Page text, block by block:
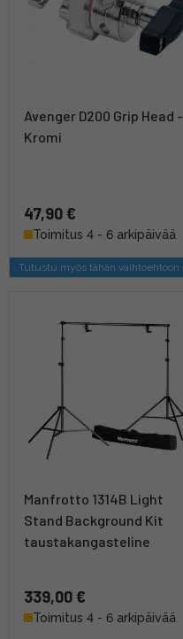
Avenger D200 Grip Head -
Kromi
47,90 €
Toimitus 4 - 6 arkipäivää
Tutustu myös tähän vaihtoehtoon
Manfrotto 1314B Light
Stand Background Kit
taustakangasteline
339,00 €
Toimitus 4 - 6 arkipäivää